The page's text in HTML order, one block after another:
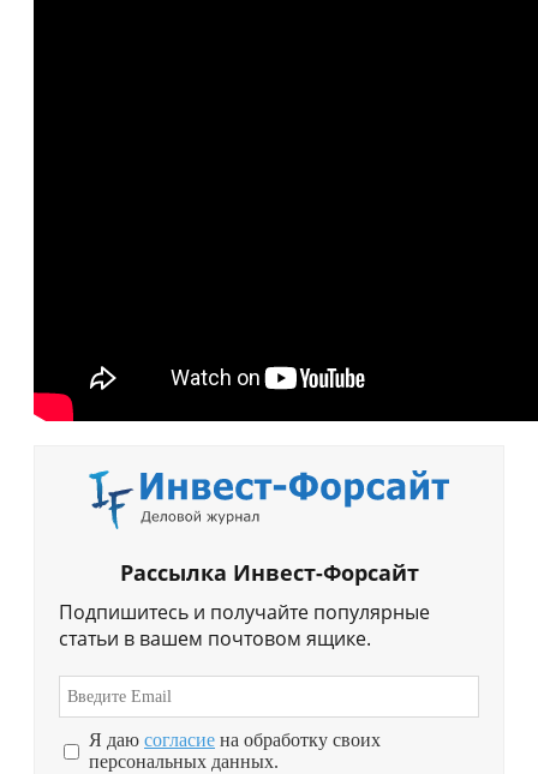
Рассылка Инвест-Форсайт
Подпишитесь и получайте популярные
статьи в вашем почтовом ящике.
Я даю согласие на обработку своих
персональных данных.